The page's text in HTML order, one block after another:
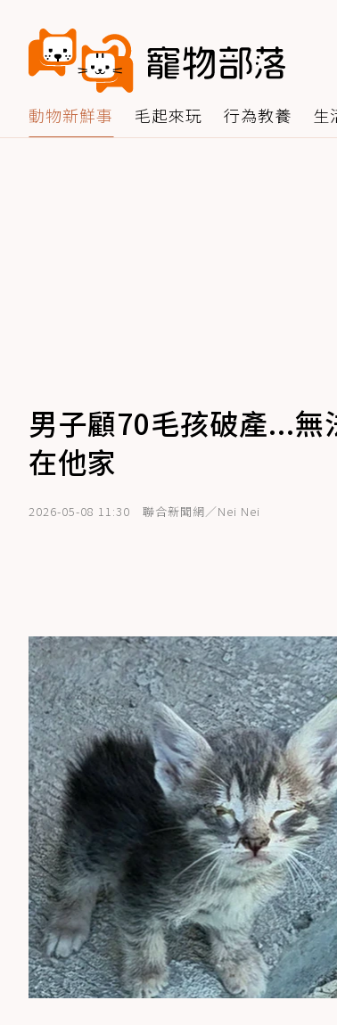
動物新鮮事 毛起來玩 行為教養 生
男子顧70毛孩破產...
在他家
2026-05-08 11:30 聯合新聞網／Nei Nei